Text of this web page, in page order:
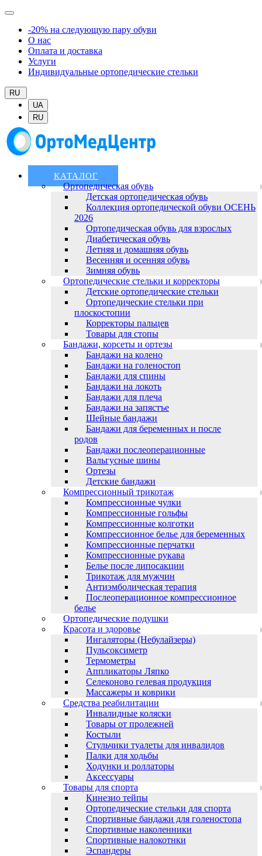
-20% на следующую пару обуви
О нас
Оплата и доставка
Услуги
Индивидуальные ортопедические стельки
RU
UA
RU
КАТАЛОГ
Ортопедическая обувь
Детская ортопедическая обувь
Коллекция ортопедической обуви ОСЕНЬ
2026
Ортопедическая обувь для взрослых
Диабетическая обувь
Летняя и домашняя обувь
Весенняя и осенняя обувь
Зимняя обувь
Ортопедические стельки и корректоры
Детские ортопедические стельки
Ортопедические стельки при
плоскостопии
Корректоры пальцев
Товары для стопы
Бандажи, корсеты и ортезы
Бандажи на колено
Бандажи на голеностоп
Бандажи для спины
Бандажи на локоть
Бандажи для плеча
Бандажи на запястъе
Шейные бандажи
Бандажи для беременных и после
родов
Бандажи послеоперационные
Вальгусные шины
Ортезы
Детские бандажи
Компрессионный трикотаж
Компрессионные чулки
Компрессионные гольфы
Компрессионные колготки
Компрессионное белье для беременных
Компрессионные перчатки
Компрессионные рукава
Белье после липосакции
Трикотаж для мужчин
Антиэмболическая терапия
Послеоперационное компрессионное
белье
Ортопедические подушки
Красота и здоровье
Ингаляторы (Небулайзеры)
Пульсоксиметр
Термометры
Аппликаторы Ляпко
Селеконово гелевая продукция
Массажеры и коврики
Средства реабилитации
Инвалидные коляски
Товары от пролежней
Костыли
Стульчики туалеты для инвалидов
Палки для ходьбы
Ходунки и роллаторы
Аксессуары
Товары для спорта
Кинезио тейпы
Ортопедические стельки для спорта
Спортивные бандажи для голеностопа
Спортивные наколенники
Спортивные налокотнки
Эспандеры